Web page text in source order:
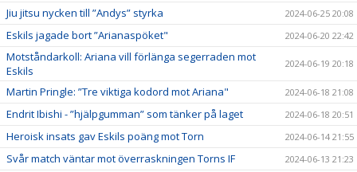
Jiu jitsu nycken till ”Andys” styrka 2024-06-25 20:08
Eskils jagade bort ”Arianaspöket" 2024-06-20 22:42
Motståndarkoll: Ariana vill förlänga segerraden mot
Eskils
2024-06-19 20:18
Martin Pringle: ”Tre viktiga kodord mot Ariana" 2024-06-18 21:08
Endrit Ibishi - ”hjälpgumman” som tänker på laget 2024-06-18 20:51
Heroisk insats gav Eskils poäng mot Torn 2024-06-14 21:55
Svår match väntar mot överraskningen Torns IF 2024-06-13 21:23